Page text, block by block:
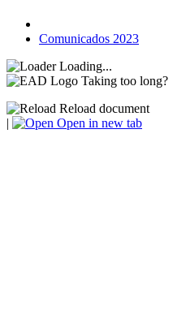
Comunicados 2023
Loading...
Taking too long?
Reload document
|
Open in new tab